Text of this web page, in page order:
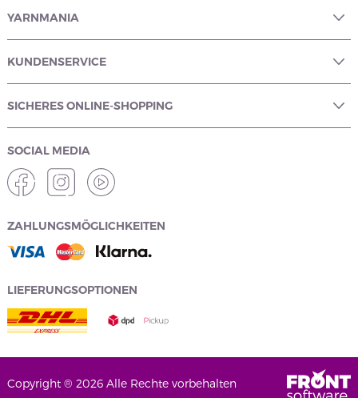
YARNMANIA
KUNDENSERVICE
SICHERES ONLINE-SHOPPING
SOCIAL MEDIA
ZAHLUNGSMÖGLICHKEITEN
LIEFERUNGSOPTIONEN
Copyright ® 2026 Alle Rechte vorbehalten